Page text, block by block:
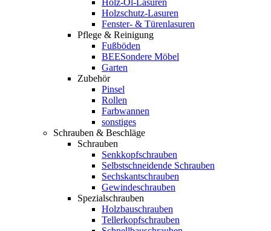
Holzschutz-Lasuren
Fenster- & Türenlasuren
Pflege & Reinigung
Fußböden
BEESondere Möbel
Garten
Zubehör
Pinsel
Rollen
Farbwannen
sonstiges
Schrauben & Beschläge
Schrauben
Senkkopfschrauben
Selbstschneidende Schrauben
Sechskantschrauben
Gewindeschrauben
Spezialschrauben
Holzbauschrauben
Tellerkopfschrauben